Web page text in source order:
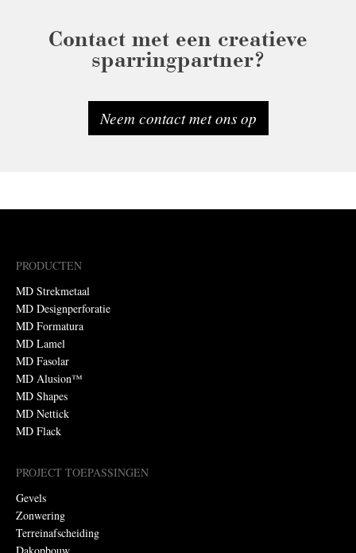
Contact met een creatieve
sparringpartner?
Neem contact met ons op
PRODUCTEN
MD Strekmetaal
MD Designperforatie
MD Formatura
MD Lamel
MD Fasolar
MD Alusion™
MD Shapes
MD Nettick
MD Flack
PROJECT TOEPASSINGEN
Gevels
Zonwering
Terreinafscheiding